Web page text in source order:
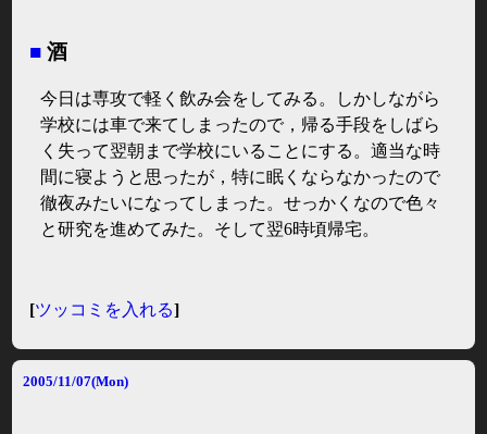
■ 酒
今日は専攻で軽く飲み会をしてみる。しかしながら
学校には車で来てしまったので，帰る手段をしばら
く失って翌朝まで学校にいることにする。適当な時
間に寝ようと思ったが，特に眠くならなかったので
徹夜みたいになってしまった。せっかくなので色々
と研究を進めてみた。そして翌6時頃帰宅。
[ツッコミを入れる]
2005/11/07(Mon)